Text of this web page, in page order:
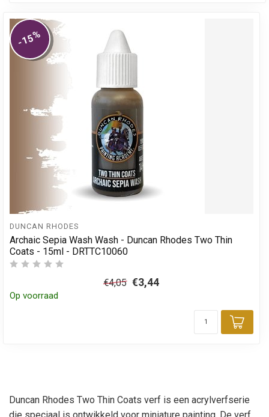
-15%
DUNCAN RHODES
Archaic Sepia Wash Wash - Duncan Rhodes Two Thin
Coats - 15ml - DRTTC10060
€4,05 €3,44
Op voorraad
Duncan Rhodes Two Thin Coats verf is een acrylverfserie